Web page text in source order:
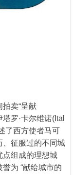
卖“呈献
罗·卡尔维诺(Ital
了西方使者马可
、征服过的不同城
点组成的理想城
为 “献给城市的